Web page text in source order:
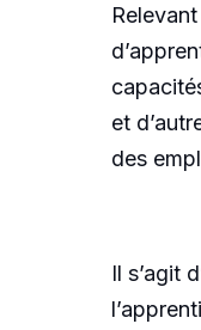
et
des
Il s’agit